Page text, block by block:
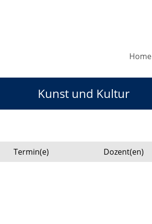
Home
Kunst und Kultur
Termin(e) Dozent(en)